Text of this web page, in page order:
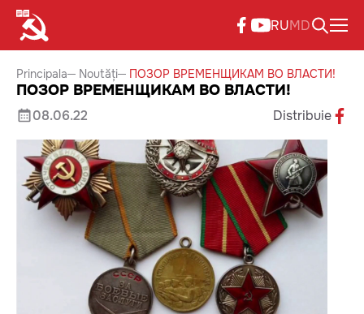
RUMD
Principala Noutăți ПОЗОР ВРЕМЕНЩИКАМ ВО ВЛАСТИ!
ПОЗОР ВРЕМЕНЩИКАМ ВО ВЛАСТИ!
08.06.22 Distribuie